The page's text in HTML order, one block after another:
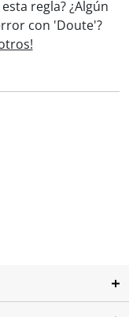
regla? ¿Algún
con 'Doute'?